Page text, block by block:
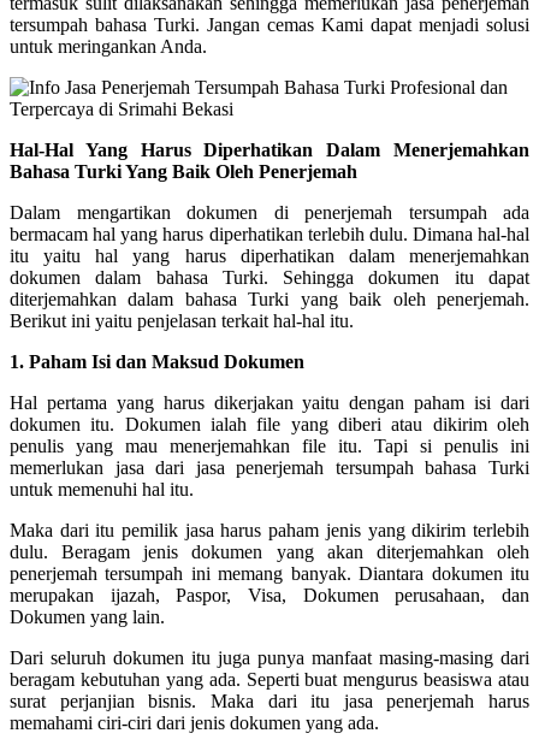
tersumpah bahasa Turki. Jangan cemas Kami dapat menjadi solusi
untuk meringankan Anda.
Hal-Hal Yang Harus Diperhatikan Dalam Menerjemahkan
Bahasa Turki Yang Baik Oleh Penerjemah
Dalam mengartikan dokumen di penerjemah tersumpah ada
bermacam hal yang harus diperhatikan terlebih dulu. Dimana hal-hal
itu yaitu hal yang harus diperhatikan dalam menerjemahkan
dokumen dalam bahasa Turki. Sehingga dokumen itu dapat
diterjemahkan dalam bahasa Turki yang baik oleh penerjemah.
Berikut ini yaitu penjelasan terkait hal-hal itu.
1. Paham Isi dan Maksud Dokumen
Hal pertama yang harus dikerjakan yaitu dengan paham isi dari
dokumen itu. Dokumen ialah file yang diberi atau dikirim oleh
penulis yang mau menerjemahkan file itu. Tapi si penulis ini
memerlukan jasa dari jasa penerjemah tersumpah bahasa Turki
untuk memenuhi hal itu.
Maka dari itu pemilik jasa harus paham jenis yang dikirim terlebih
dulu. Beragam jenis dokumen yang akan diterjemahkan oleh
penerjemah tersumpah ini memang banyak. Diantara dokumen itu
merupakan ijazah, Paspor, Visa, Dokumen perusahaan, dan
Dokumen yang lain.
Dari seluruh dokumen itu juga punya manfaat masing-masing dari
beragam kebutuhan yang ada. Seperti buat mengurus beasiswa atau
surat perjanjian bisnis. Maka dari itu jasa penerjemah harus
memahami ciri-ciri dari jenis dokumen yang ada.